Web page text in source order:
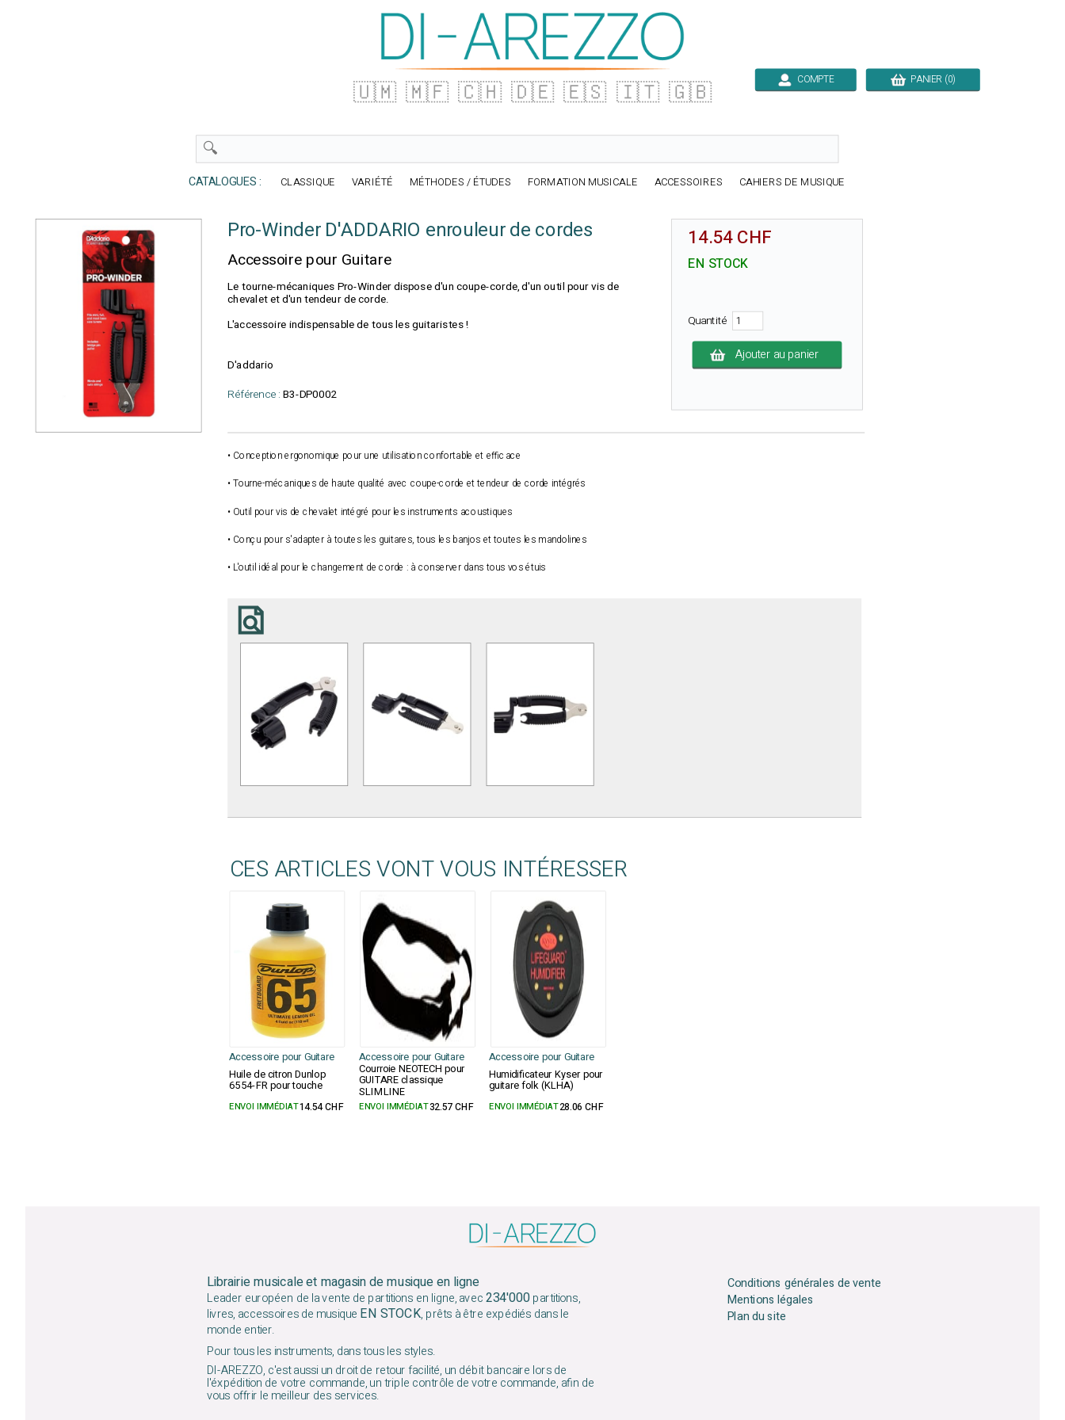
🇺🇲 🇲🇫 🇨🇭 🇩🇪 🇪🇸 🇮🇹 🇬🇧 COMPTE PANIER (0)
CATALOGUES : CLASSIQUE VARIÉTÉ MÉTHODES / ÉTUDES FORMATION MUSICALE ACCESSOIRES CAHIERS DE MUSIQUE
Pro-Winder D'ADDARIO enrouleur de cordes
Accessoire pour Guitare
Le tourne-mécaniques Pro-Winder dispose d'un coupe-corde, d'un outil pour vis de
chevalet et d'un tendeur de corde.
L'accessoire indispensable de tous les guitaristes !
D'addario
Référence : B3-DP0002
14.54 CHF
EN STOCK
Quantité
Ajouter au panier
• Conception ergonomique pour une utilisation confortable et efficace
• Tourne-mécaniques de haute qualité avec coupe-corde et tendeur de corde intégrés
• Outil pour vis de chevalet intégré pour les instruments acoustiques
• Conçu pour s'adapter à toutes les guitares, tous les banjos et toutes les mandolines
• L'outil idéal pour le changement de corde : à conserver dans tous vos étuis
CES ARTICLES VONT VOUS INTÉRESSER
Accessoire pour Guitare Accessoire pour Guitare
Accessoire pour Guitare
Huile de citron Dunlop
6554-FR pour touche
Courroie NEOTECH pour
GUITARE classique
SLIMLINE
Humidificateur Kyser pour
guitare folk (KLHA)
ENVOI IMMÉDIAT14.54 CHF ENVOI IMMÉDIAT32.57 CHF ENVOI IMMÉDIAT28.06 CHF
Librairie musicale et magasin de musique en ligne
Leader européen de la vente de partitions en ligne, avec234'000partitions,
livres, accessoires de musique EN STOCK, prêts à être expédiés dans le
monde entier.
Pour tous les instruments, dans tous les styles.
DI-AREZZO, c'est aussi un droit de retour facilité, un débit bancaire lors de
l'éxpédition de votre commande, un triple contrôle de votre commande, afin de
vous offrir le meilleur des services.
Conditions générales de vente
Mentions légales
Plan du site